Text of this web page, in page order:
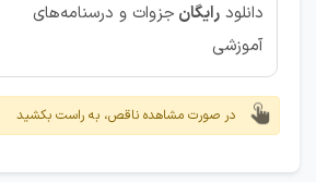
دانلود رایگان جزوات و درسنامه‌های
آموزشی
در صورت مشاهده ناقص، به راست بکشید